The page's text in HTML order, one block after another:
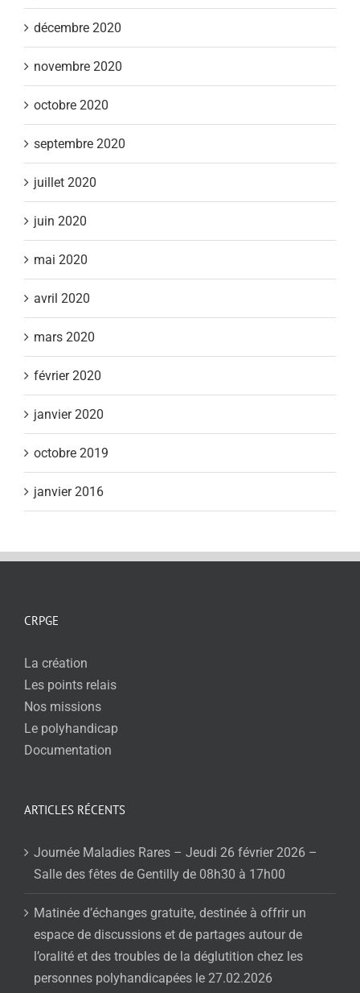
décembre 2020
novembre 2020
octobre 2020
septembre 2020
juillet 2020
juin 2020
mai 2020
avril 2020
mars 2020
février 2020
janvier 2020
octobre 2019
janvier 2016
CRPGE
La création
Les points relais
Nos missions
Le polyhandicap
Documentation
ARTICLES RÉCENTS
Journée Maladies Rares – Jeudi 26 février 2026 –
Salle des fêtes de Gentilly de 08h30 à 17h00
Matinée d’échanges gratuite, destinée à offrir un
espace de discussions et de partages autour de
l’oralité et des troubles de la déglutition chez les
personnes polyhandicapées le 27.02.2026